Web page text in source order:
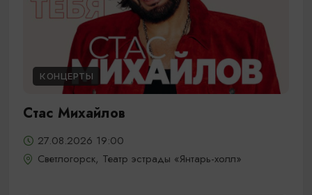
КОНЦЕРТЫ
Стас Михайлов
27.08.2026 19:00
Светлогорск, Театр эстрады «Янтарь-холл»